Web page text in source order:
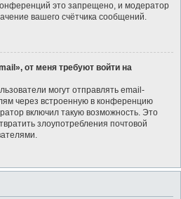
это запрещено, и модератор
вашего счётчика сообщений.
от меня требуют войти на
могут отправлять email-
через встроенную в конференцию
включил такую возможность. Это
злоупотребления почтовой